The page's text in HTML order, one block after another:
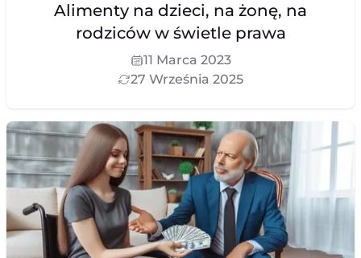
Alimenty na dzieci, na żonę, na
rodziców w świetle prawa
11 Marca 2023
27 Września 2025